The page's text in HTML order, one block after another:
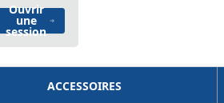
Ouvrir
une
session
ACCESSOIRES